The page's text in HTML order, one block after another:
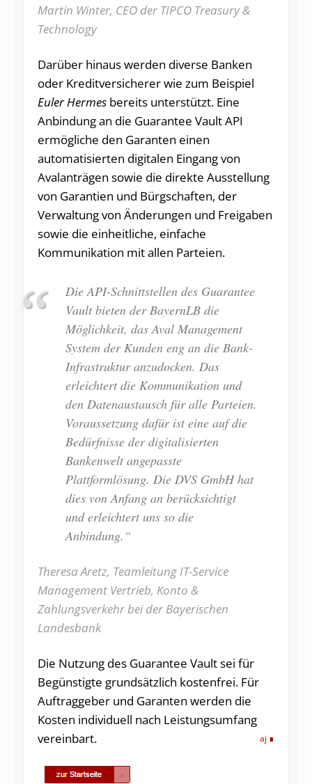
Martin Winter, CEO der TIPCO Treasury &
Technology
Darüber hinaus werden diverse Banken
oder Kreditversicherer wie zum Beispiel
Euler Hermesbereits unterstützt. Eine
Anbindung an die Guarantee Vault API
ermögliche den Garanten einen
automatisierten digitalen Eingang von
Avalanträgen sowie die direkte Ausstellung
von Garantien und Bürgschaften, der
Verwaltung von Änderungen und Freigaben
sowie die einheitliche, einfache
Kommunikation mit allen Parteien.
Die API-Schnittstellen des Guarantee
Vault bieten der BayernLB die
Möglichkeit, das Aval Management
System der Kunden eng an die Bank-
Infrastruktur anzudocken. Das
erleichtert die Kommunikation und
den Datenaustausch für alle Parteien.
Voraussetzung dafür ist eine auf die
Bedürfnisse der digitalisierten
Bankenwelt angepasste
Plattformlösung. Die DVS GmbH hat
dies von Anfang an berücksichtigt
und erleichtert uns so die
Anbindung.“
Theresa Aretz, Teamleitung IT-Service
Management Vertrieb, Konto &
Zahlungsverkehr bei der Bayerischen
Landesbank
Die Nutzung des Guarantee Vault sei für
Begünstigte grundsätzlich kostenfrei. Für
Auftraggeber und Garanten werden die
Kosten individuell nach Leistungsumfang
vereinbart.
aj